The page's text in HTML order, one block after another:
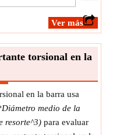
​Ver más
torsional en la
en la barra usa
medio de la
resorte^3) para evaluar